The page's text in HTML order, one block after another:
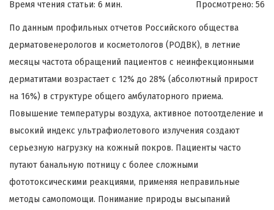
Время чтения статьи: 6 мин. Просмотрено: 56
По данным профильных отчетов Российского общества
дерматовенерологов и косметологов (РОДВК), в летние
месяцы частота обращений пациентов с неинфекционными
дерматитами возрастает с 12% до 28% (абсолютный прирост
на 16%) в структуре общего амбулаторного приема.
Повышение температуры воздуха, активное потоотделение и
высокий индекс ультрафиолетового излучения создают
серьезную нагрузку на кожный покров. Пациенты часто
путают банальную потницу с более сложными
фототоксическими реакциями, применяя неправильные
методы самопомощи. Понимание природы высыпаний